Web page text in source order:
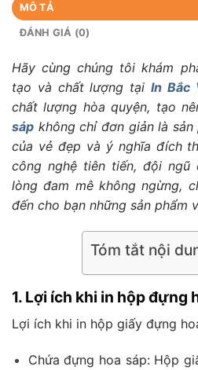
MÔ TẢ
ĐÁNH GIÁ (0)
Hãy cùng chúng tôi khám
tạo và chất lượng tạiIn Bắc
chất lượng hòa quyện, tạo
sáp không chỉ đơn giản là
của vẻ đẹp và ý nghĩa đích
công nghệ tiên tiến, đội ngũ
lòng đam mê không ngừng,
đến cho bạn những sản phẩm
Tóm tắt nội
1. Lợi ích khi in hộp đựng
Lợi ích khi in hộp giấy đựng
Chứa đựng hoa sáp: Hộp